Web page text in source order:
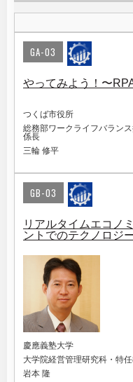
GA-03
やってみよう！〜
つくば市役所
総務部ワークライフバラン
係長
三輪 修平
GB-03
リアルタイムエコノ
ントでのテクノロジ
慶應義塾大学
大学院経営管理研究科・特
岩本 隆